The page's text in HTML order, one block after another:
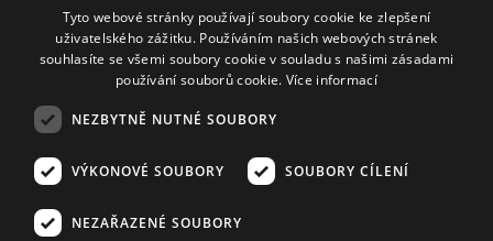
Kříženeckého nám. 322
152 00 Praha 5
IČ 416 93 311
© 2008–2026 EMPRESA MEDIA, a.s. Všechna práva vyhrazena.
Zásady ochrany osobních a dalších zpracovávaných údajů
Tyto webové stránky používají soubory cookie ke zlepšení
uživatelského zážitku. Používáním našich webových stránek
souhlasíte se všemi soubory cookie v souladu s našimi zásadami
používání souborů cookie. Více informací
NEZBYTNĚ NUTNÉ SOUBORY
VÝKONOVÉ SOUBORY SOUBORY CÍLENÍ
NEZAŘAZENÉ SOUBORY